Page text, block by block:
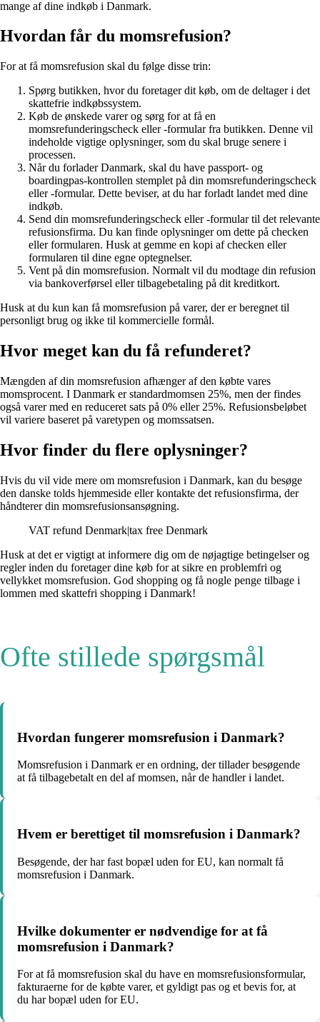
mange af dine indkøb i Danmark.
Hvordan får du momsrefusion?
For at få momsrefusion skal du følge disse trin:
Spørg butikken, hvor du foretager dit køb, om de deltager i det
skattefrie indkøbssystem.
Køb de ønskede varer og sørg for at få en
momsrefunderingscheck eller -formular fra butikken. Denne vil
indeholde vigtige oplysninger, som du skal bruge senere i
processen.
Når du forlader Danmark, skal du have passport- og
boardingpas-kontrollen stemplet på din momsrefunderingscheck
eller -formular. Dette beviser, at du har forladt landet med dine
indkøb.
Send din momsrefunderingscheck eller -formular til det relevante
refusionsfirma. Du kan finde oplysninger om dette på checken
eller formularen. Husk at gemme en kopi af checken eller
formularen til dine egne optegnelser.
Vent på din momsrefusion. Normalt vil du modtage din refusion
via bankoverførsel eller tilbagebetaling på dit kreditkort.
Husk at du kun kan få momsrefusion på varer, der er beregnet til
personligt brug og ikke til kommercielle formål.
Hvor meget kan du få refunderet?
Mængden af din momsrefusion afhænger af den købte vares
momsprocent. I Danmark er standardmomsen 25%, men der findes
også varer med en reduceret sats på 0% eller 25%. Refusionsbeløbet
vil variere baseret på varetypen og momssatsen.
Hvor finder du flere oplysninger?
Hvis du vil vide mere om momsrefusion i Danmark, kan du besøge
den danske tolds hjemmeside eller kontakte det refusionsfirma, der
håndterer din momsrefusionsansøgning.
VAT refund Denmark|tax free Denmark
Husk at det er vigtigt at informere dig om de nøjagtige betingelser og
regler inden du foretager dine køb for at sikre en problemfri og
vellykket momsrefusion. God shopping og få nogle penge tilbage i
lommen med skattefri shopping i Danmark!
Ofte stillede spørgsmål
Hvordan fungerer momsrefusion i Danmark?
Momsrefusion i Danmark er en ordning, der tillader besøgende
at få tilbagebetalt en del af momsen, når de handler i landet.
Hvem er berettiget til momsrefusion i Danmark?
Besøgende, der har fast bopæl uden for EU, kan normalt få
momsrefusion i Danmark.
Hvilke dokumenter er nødvendige for at få
momsrefusion i Danmark?
For at få momsrefusion skal du have en momsrefusionsformular,
fakturaerne for de købte varer, et gyldigt pas og et bevis for, at
du har bopæl uden for EU.